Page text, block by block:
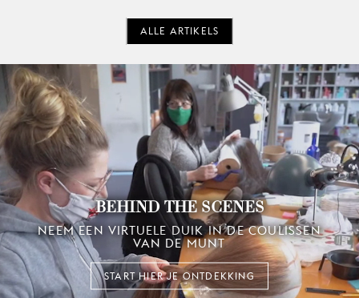
ALLE ARTIKELS
BEHIND THE SCENES
NEEM EEN VIRTUELE DUIK IN DE COULISSEN
VAN DE MUNT
START HIER JE ONTDEKKING